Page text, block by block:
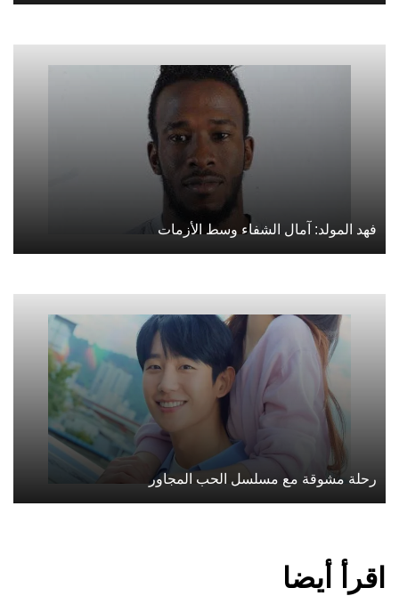
فهد المولد: آمال الشفاء وسط الأزمات
رحلة مشوقة مع مسلسل الحب المجاور
اقرأ أيضا